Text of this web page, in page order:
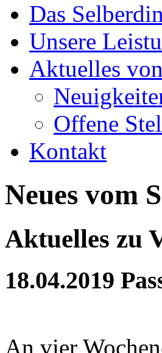
Das
Unsere
Aktuelles
Offene
Kontakt
Neues vom
Aktuelles zu
18.04.2019
An vier